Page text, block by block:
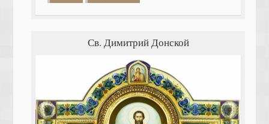
Св. Димитрий Донской